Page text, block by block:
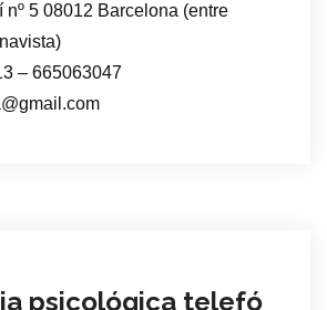
nº 5 08012 Barcelona (entre
– 665063047
psicológica telefó